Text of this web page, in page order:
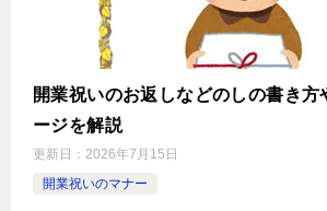
開業祝いのお返しなどのしの書き方
ージを解説
更新日： 2026年7月15日
開業祝いのマナー